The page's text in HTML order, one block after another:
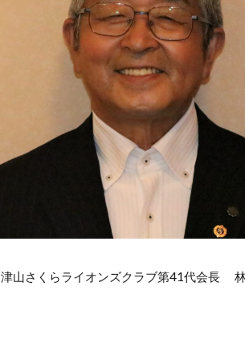
津山さくらライオンズクラブ第41代会長